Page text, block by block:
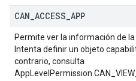
CAN ACCESS APP
Permite ver la información de
Intenta definir un objeto
contrario, consulta